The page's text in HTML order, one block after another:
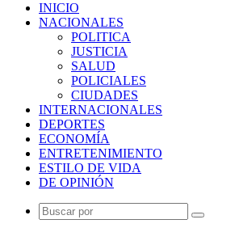
INICIO
NACIONALES
POLITICA
JUSTICIA
SALUD
POLICIALES
CIUDADES
INTERNACIONALES
DEPORTES
ECONOMÍA
ENTRETENIMIENTO
ESTILO DE VIDA
DE OPINIÓN
Buscar